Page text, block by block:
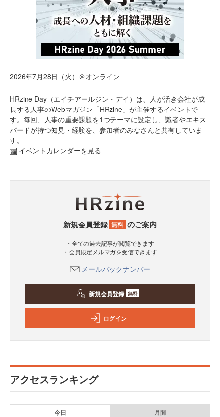
2026年7月28日（火）＠オンライン
HRzine Day（エイチアールジン・デイ）は、人が活き会社が成
長する人事のWebマガジン「HRzine」が主催するイベントで
す。毎回、人事の重要課題を1つテーマに設定し、識者やエキス
パードが持つ知見・経験を、参加者のみなさんと共有していま
す。
イベントカレンダーを見る
新規会員登録 無料 のご案内
・全ての過去記事が閲覧できます
・会員限定メルマガを受信できます
メールバックナンバー
新規会員登録 無料
ログイン
アクセスランキング
今日 月間